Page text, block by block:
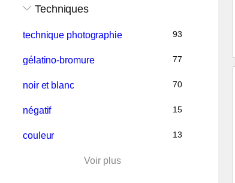
Techniques
technique photographie 93
gélatino-bromure 77
noir et blanc 70
négatif 15
couleur 13
Voir plus